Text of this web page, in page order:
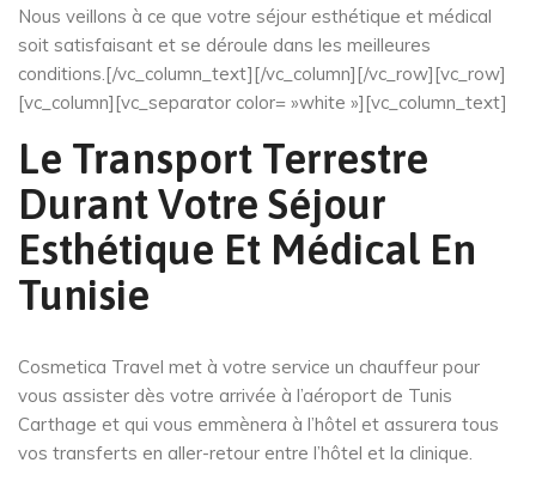
Nous veillons à ce que votre séjour esthétique et médical
soit satisfaisant et se déroule dans les meilleures
conditions.[/vc_column_text][/vc_column][/vc_row][vc_row]
[vc_column][vc_separator color= »white »][vc_column_text]
Le Transport Terrestre
Durant Votre Séjour
Esthétique Et Médical En
Tunisie
Cosmetica Travel met à votre service un chauffeur pour
vous assister dès votre arrivée à l’aéroport de Tunis
Carthage et qui vous emmènera à l’hôtel et assurera tous
vos transferts en aller-retour entre l’hôtel et la clinique.